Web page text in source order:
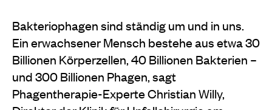
Bakteriophagen sind ständig um und in uns.
Ein erwachsener Mensch bestehe aus etwa 30
Billionen Körperzellen, 40 Billionen Bakterien –
und 300 Billionen Phagen, sagt
Phagentherapie-Experte Christian Willy,